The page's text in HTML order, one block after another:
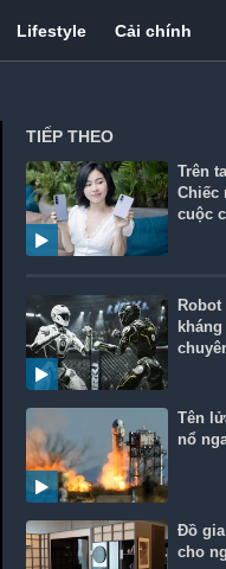
Lifestyle Cải chính
TIẾP THEO
Trên
Chiếc
cuộc
Tên
nổ
Đồ
cho